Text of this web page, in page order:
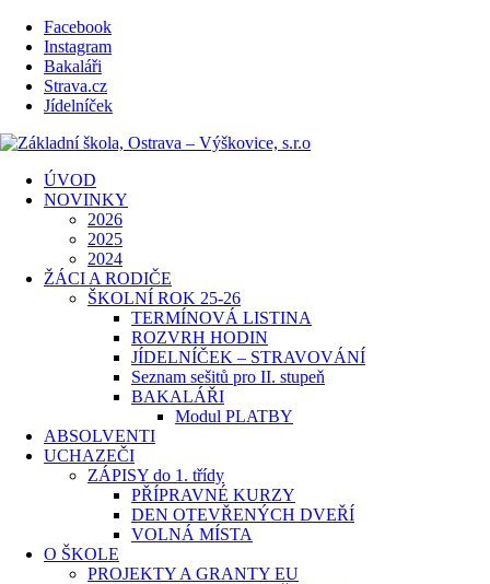
Facebook
Instagram
Bakaláři
Strava.cz
Jídelníček
ÚVOD
NOVINKY
2026
2025
2024
ŽÁCI A RODIČE
ŠKOLNÍ ROK 25-26
TERMÍNOVÁ LISTINA
ROZVRH HODIN
JÍDELNÍČEK – STRAVOVÁNÍ
Seznam sešitů pro II. stupeň
BAKALÁŘI
Modul PLATBY
ABSOLVENTI
UCHAZEČI
ZÁPISY do 1. třídy
PŘÍPRAVNÉ KURZY
DEN OTEVŘENÝCH DVEŘÍ
VOLNÁ MÍSTA
O ŠKOLE
PROJEKTY A GRANTY EU